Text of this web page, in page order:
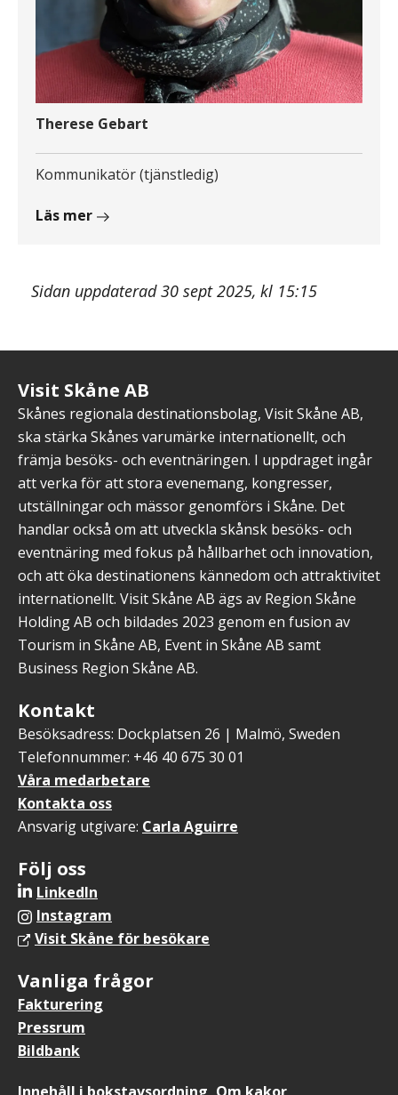
Therese Gebart
Kommunikatör (tjänstledig)
Läs merom
Sidan uppdaterad 30 sept 2025, kl 15:15
Visit Skåne AB
Skånes regionala destinationsbolag, Visit Skåne AB,
ska stärka Skånes varumärke internationellt, och
främja besöks- och eventnäringen. I uppdraget ingår
att verka för att stora evenemang, kongresser,
utställningar och mässor genomförs i Skåne. Det
handlar också om att utveckla skånsk besöks- och
eventnäring med fokus på hållbarhet och innovation,
och att öka destinationens kännedom och attraktivitet
internationellt. Visit Skåne AB ägs av Region Skåne
Holding AB och bildades 2023 genom en fusion av
Tourism in Skåne AB, Event in Skåne AB samt
Business Region Skåne AB.
Kontakt
Besöksadress: Dockplatsen 26 | Malmö, Sweden
Telefonnummer: +46 40 675 30 01
Våra medarbetare
Kontakta oss
Ansvarig utgivare: Carla Aguirre
Följ oss
LinkedIn
Instagram
Visit Skåne för besökare
Vanliga frågor
Fakturering
Pressrum
Bildbank